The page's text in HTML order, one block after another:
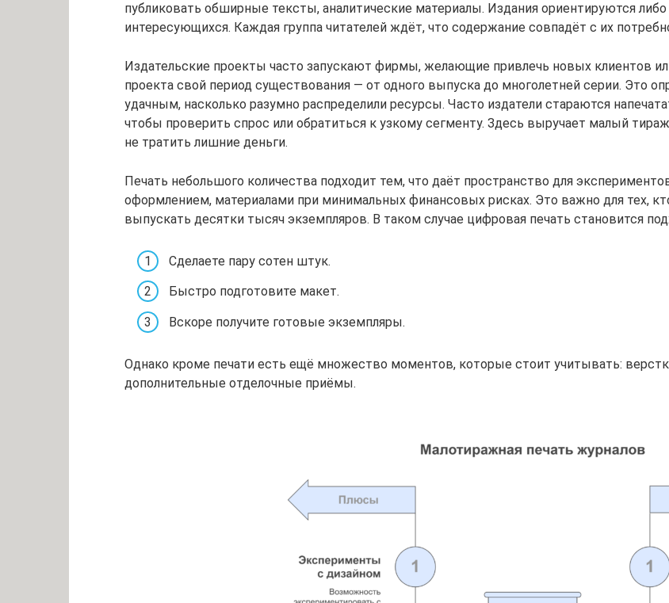
публиковать обширные тексты, аналитические материалы. Издания ориентируются
интересующихся. Каждая группа читателей ждёт, что содержание совпадёт с их
Издательские проекты часто запускают фирмы, желающие привлечь новых клиентов
проекта свой период существования — от одного выпуска до многолетней серии. Это
удачным, насколько разумно распределили ресурсы. Часто издатели стараются
чтобы проверить спрос или обратиться к узкому сегменту. Здесь выручает малый
не тратить лишние деньги.
Печать небольшого количества подходит тем, что даёт пространство для
оформлением, материалами при минимальных финансовых рисках. Это важно для тех,
выпускать десятки тысяч экземпляров. В таком случае цифровая печать становится
Сделаете пару сотен штук.
Быстро подготовите макет.
Вскоре получите готовые экземпляры.
Однако кроме печати есть ещё множество моментов, которые стоит учитывать:
дополнительные отделочные приёмы.